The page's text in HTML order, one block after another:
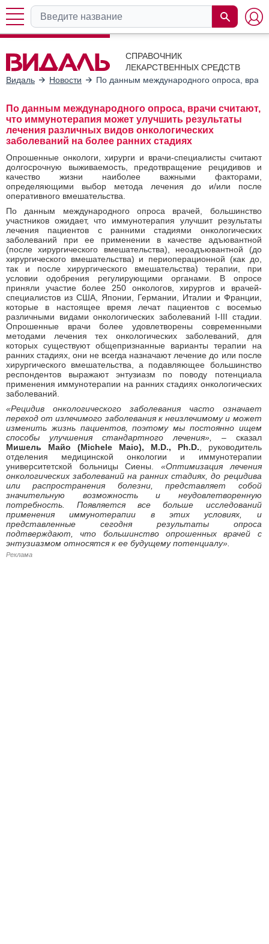
СПРАВОЧНИК
ЛЕКАРСТВЕННЫХ СРЕДСТВ
Видаль
Новости По данным международного опроса, врачи
По данным международного опроса, врачи считают,
что иммунотерапия может улучшить результаты
лечения различных видов онкологических
заболеваний на более ранних стадиях
Опрошенные онкологи, хирурги и врачи-специалисты считают
долгосрочную выживаемость, предотвращение рецидивов и
качество жизни наиболее важными факторами,
определяющими выбор метода лечения до и/или после
оперативного вмешательства.
По данным международного опроса врачей, большинство
участников ожидает, что иммунотерапия улучшит результаты
лечения пациентов с ранними стадиями онкологических
заболеваний при ее применении в качестве адъювантной
(после хирургического вмешательства), неоадъювантной (до
хирургического вмешательства) и периоперационной (как до,
так и после хирургического вмешательства) терапии, при
условии одобрения регулирующими органами. В опросе
приняли участие более 250 онкологов, хирургов и врачей-
специалистов из США, Японии, Германии, Италии и Франции,
которые в настоящее время лечат пациентов с восемью
различными видами онкологических заболеваний I-III стадии.
Опрошенные врачи более удовлетворены современными
методами лечения тех онкологических заболеваний, для
которых существуют общепризнанные варианты терапии на
ранних стадиях, они не всегда назначают лечение до или после
хирургического вмешательства, а подавляющее большинство
респондентов выражают энтузиазм по поводу потенциала
применения иммунотерапии на ранних стадиях онкологических
заболеваний.
«Рецидив онкологического заболевания часто означает
переход от излечимого заболевания к неизлечимому и может
изменить жизнь пациентов, поэтому мы постоянно ищем
способы улучшения стандартного лечения»,
– сказал
Мишель Майо (Michele Maio), M.D., Ph.D. , руководитель
отделения медицинской онкологии и иммунотерапии
университетской больницы Сиены. «Оптимизация лечения
онкологических заболеваний на ранних стадиях, до рецидива
или распространения болезни, представляет собой
значительную возможность и неудовлетворенную
потребность. Появляется все больше исследований
применения иммунотерапии в этих условиях, и
представленные сегодня результаты опроса
подтверждают, что большинство опрошенных врачей с
энтузиазмом относятся к ее будущему потенциалу».
Реклама